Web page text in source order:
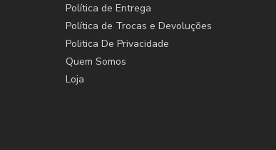
Política de Entrega
Política de Trocas e Devoluções
Politica De Privacidade
Quem Somos
Loja